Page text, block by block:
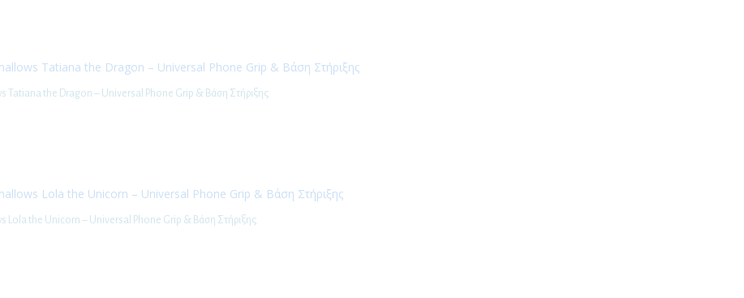
Tatiana the Dragon – Universal Phone Grip & Βάση Στήριξης
Lola the Unicorn – Universal Phone Grip & Βάση Στήριξης